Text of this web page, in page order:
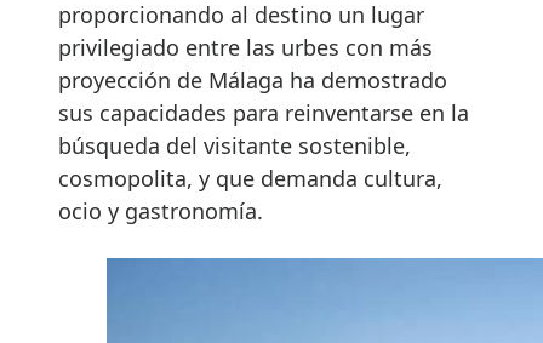
proporcionando al destino un lugar
privilegiado entre las urbes con más
proyección de Málaga ha demostrado
sus capacidades para reinventarse en la
búsqueda del visitante sostenible,
cosmopolita, y que demanda cultura,
ocio y gastronomía.